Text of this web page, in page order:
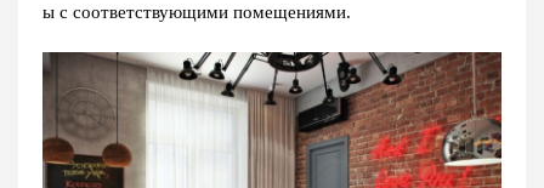
ы с соответствующими помещениями.